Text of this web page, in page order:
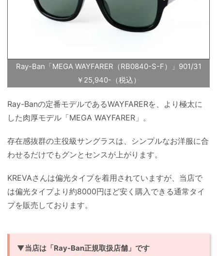
Ray-Ban「MEGA WAYFARER（RB0840-S-F）」901/31
￥25,940-（税込）
Ray-Banの定番モデルであるWAYFARERを、より極太に
した肉厚モデル「MEGA WAYFARER」。
存在感抜群の主役級サングラスは、シンプルなお洋服に合
わせるだけでもグンとセンスが上がります。
KREVAさんは偏光タイプを着用されていますが、当店で
は偏光タイプより約8000円ほど安く購入できる通常タイ
プを販売しております。
▼当店は「Ray-Ban正規取扱店舗」です